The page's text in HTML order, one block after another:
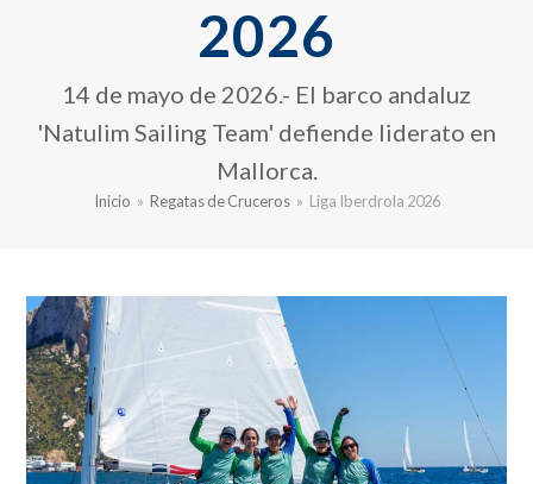
2026
14 de mayo de 2026.- El barco andaluz
'Natulim Sailing Team' defiende liderato en
Mallorca.
Inicio » Regatas de Cruceros » Liga Iberdrola 2026